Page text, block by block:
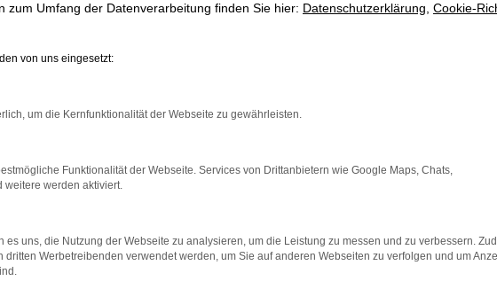
bestimmter Seiten verhindern. Funktioniert die Seite in einem anderen
beheben.
auf dem neuesten Stand sind.
kann auch dazu führen, dass bestimmte Funktionen nicht mehr
zum Umfang der Datenverarbeitung finden Sie hier: Datenschutzerklärung Cookie-
von uns eingesetzt:
um die Kernfunktionalität der Webseite zu gewährleisten.
Funktionalität der Webseite. Services von Drittanbietern wie Google Maps, Chats,
weitere werden aktiviert.
es uns, die Nutzung der Webseite zu analysieren, um die Leistung zu messen und zu verbessern.
dritten Werbetreibenden verwendet werden, um Sie auf anderen Webseiten zu verfolgen und um